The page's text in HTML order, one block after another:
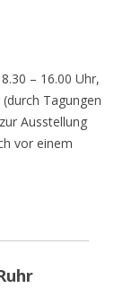
– 16.00 Uhr,
Tagungen
Ausstellung
vor einem